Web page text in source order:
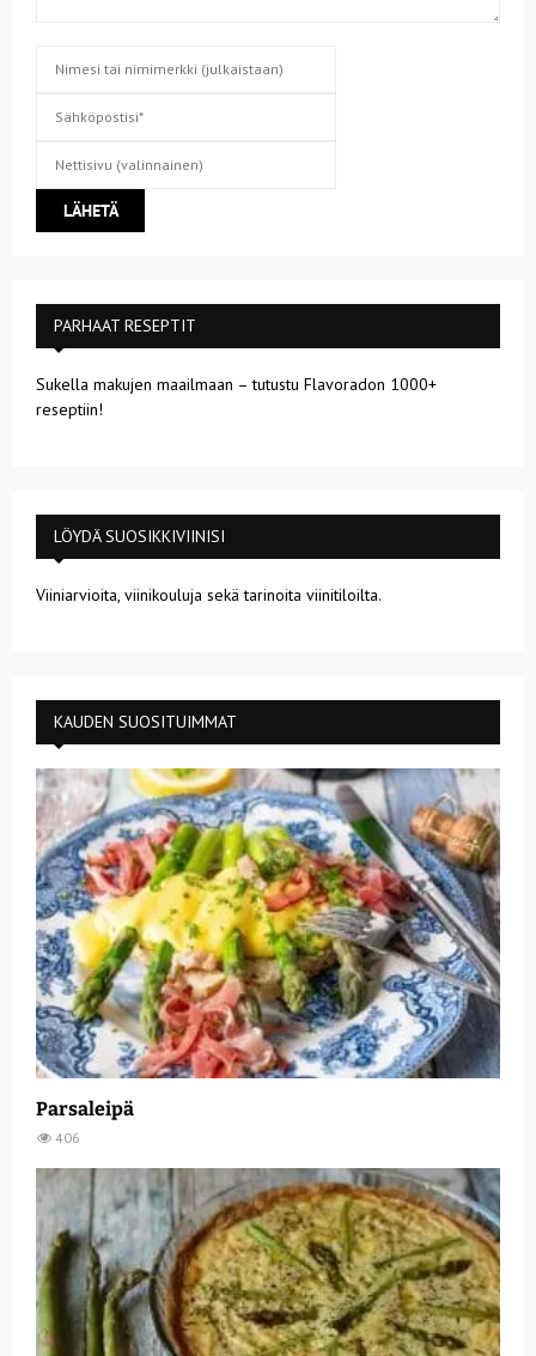
PARHAAT RESEPTIT
Sukella makujen maailmaan – tutustu Flavoradon 1000+
reseptiin!
LÖYDÄ SUOSIKKIVIINISI
Viiniarvioita, viinikouluja sekä tarinoita viinitiloilta.
KAUDEN SUOSITUIMMAT
Parsaleipä
406